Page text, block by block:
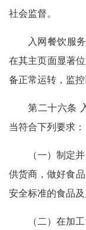
社会监督。
入网餐饮服
在其主页面显著
备正常运转，监
第二十六条
当符合下列要求：
（一）制定
供货商，做好食
安全标准的食品及
（二）在加